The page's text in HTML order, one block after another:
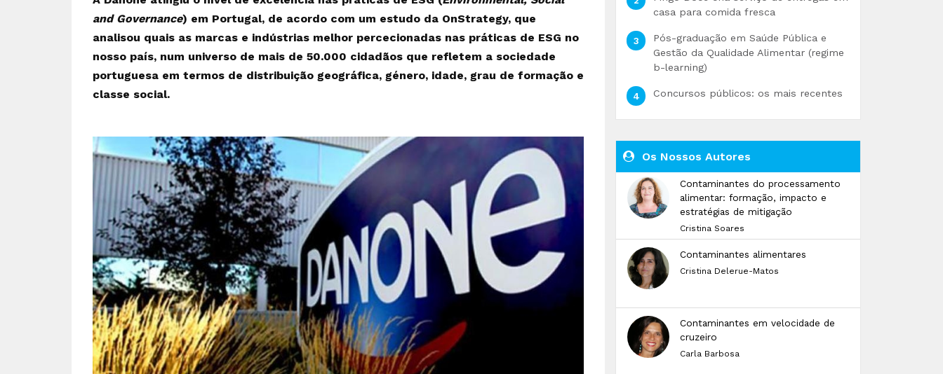
and Governance) em Portugal, de acordo com um estudo da OnStrategy, que
analisou quais as marcas e indústrias melhor percecionadas nas práticas de ESG no
nosso país, num universo de mais de 50.000 cidadãos que refletem a sociedade
portuguesa em termos de distribuição geográfica, género, idade, grau de formação e
classe social.
casa para comida fresca
Pós-graduação em Saúde Pública e
Gestão da Qualidade Alimentar (regime
b-learning)
Concursos públicos: os mais recentes
Os Nossos Autores
Contaminantes do processamento
alimentar: formação, impacto e
estratégias de mitigação
Cristina Soares
Contaminantes alimentares
Cristina Delerue-Matos
Contaminantes em velocidade de
cruzeiro
Carla Barbosa